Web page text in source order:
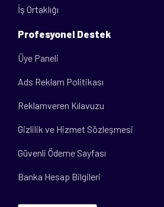
İş Ortaklığı
Profesyonel Destek
Üye Paneli
Ads Reklam Politikası
Reklamveren Kılavuzu
Gizlilik ve Hizmet Sözleşmesi
Güvenli Ödeme Sayfası
Banka Hesap Bilgileri